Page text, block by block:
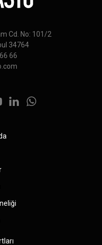
Cd. No: 101/2
34764
66
LinkedInWhatsApp